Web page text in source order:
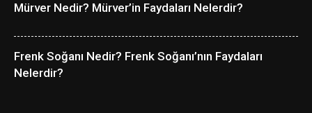
Mürver Nedir? Mürver’in Faydaları Nelerdir?
Frenk Soğanı Nedir? Frenk Soğanı’nın Faydaları
Nelerdir?